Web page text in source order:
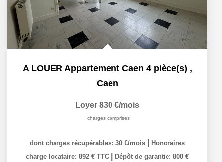
A LOUER Appartement Caen 4 pièce(s) ,
Caen
Loyer 830 €/mois
charges comprises
dont charges récupérables: 30 €/mois
Honoraires
charge locataire: 892 € TTC
Dépôt de garantie: 800 €